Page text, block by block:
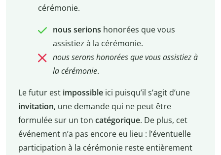
cérémonie.
nous serions honorées que vous
assistiez à la cérémonie.
nous serons honorées que vous assistiez à
la cérémonie.
Le futur est impossibleici puisqu’il s’agit d’une
invitation, une demande qui ne peut être
formulée sur un ton catégorique. De plus, cet
événement n’a pas encore eu lieu : l’éventuelle
participation à la cérémonie reste entièrement